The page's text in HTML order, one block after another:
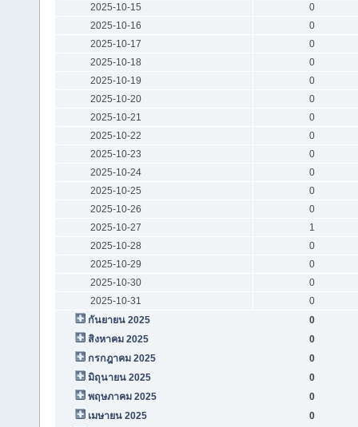
2025-10-15
0
2025-10-16
0
2025-10-17
0
2025-10-18
0
2025-10-19
0
2025-10-20
0
2025-10-21
0
2025-10-22
0
2025-10-23
0
2025-10-24
0
2025-10-25
0
2025-10-26
0
2025-10-27
1
2025-10-28
0
2025-10-29
0
2025-10-30
0
2025-10-31
0
กันยายน 2025
0
สิงหาคม 2025
0
กรกฎาคม 2025
0
มิถุนายน 2025
0
พฤษภาคม 2025
0
เมษายน 2025
0